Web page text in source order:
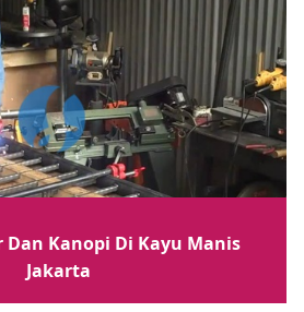
Dan Kanopi Di Kayu Manis
Jakarta